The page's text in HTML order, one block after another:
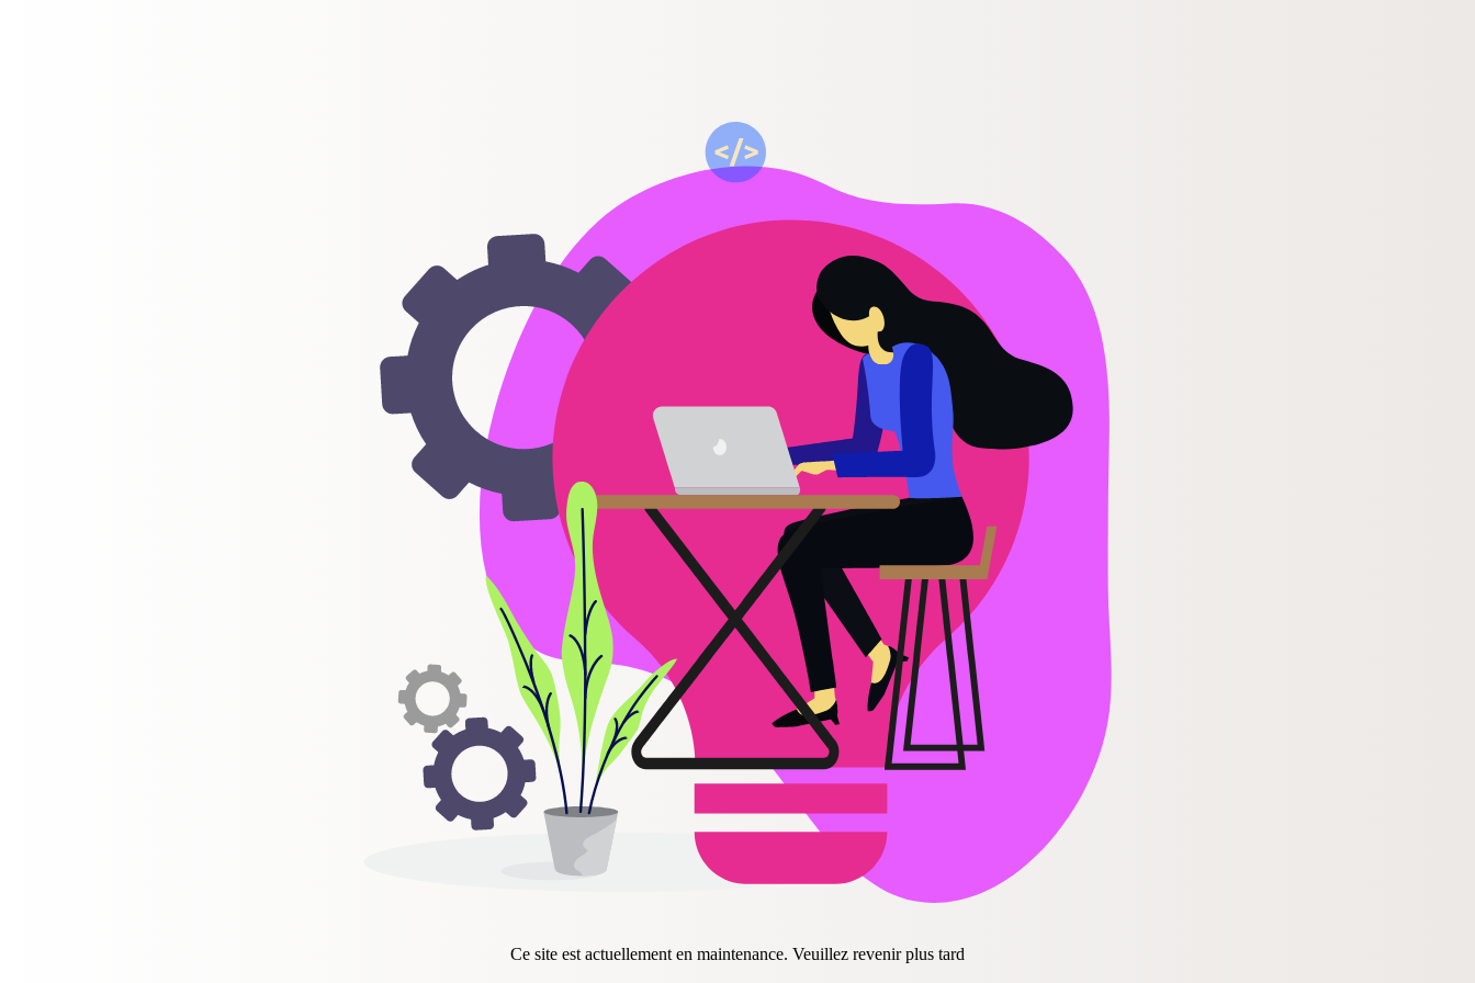
Ce site est actuellement en maintenance. Veuillez revenir plus tard